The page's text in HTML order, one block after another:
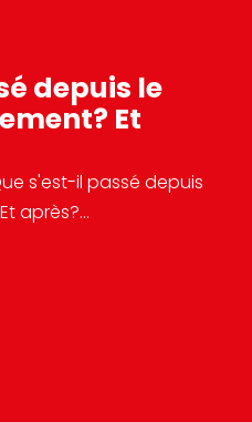
depuis le
Et
s'est-il passé depuis
après?...